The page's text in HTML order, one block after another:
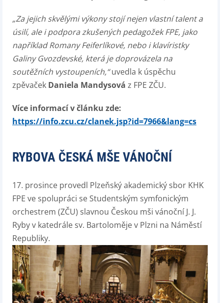
„Za jejich skvělými výkony stojí nejen vlastní talent a
úsilí, ale i podpora zkušených pedagožek FPE, jako
například Romany Feiferlíkové, nebo i klavíristky
Galiny Gvozdevské, která je doprovázela na
soutěžních vystoupeních,“uvedla k úspěchu
zpěvaček Daniela Mandysová z FPE ZČU.
Více informací v článku zde:
https://info.zcu.cz/clanek.jsp?id=7966&lang=cs
RYBOVA ČESKÁ MŠE VÁNOČNÍ
17. prosince provedl Plzeňský akademický sbor KHK
FPE ve spolupráci se Studentským symfonickým
orchestrem (ZČU) slavnou Českou mši vánoční J. J.
Ryby v katedrále sv. Bartoloměje v Plzni na Náměstí
Republiky.